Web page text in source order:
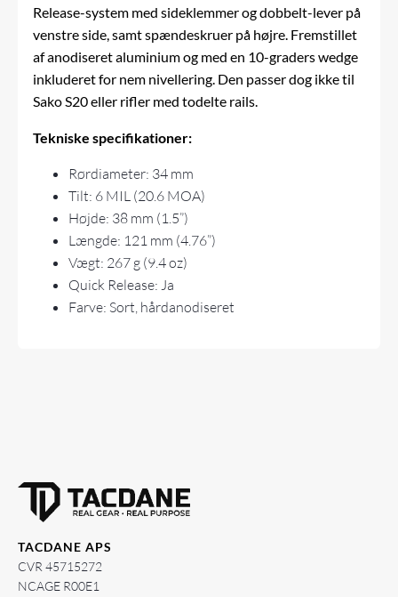
Release-system med sideklemmer og dobbelt-lever på
venstre side, samt spændeskruer på højre. Fremstillet
af anodiseret aluminium og med en 10-graders wedge
inkluderet for nem nivellering. Den passer dog ikke til
Sako S20 eller rifler med todelte rails.
Tekniske specifikationer:
Rørdiameter: 34 mm
Tilt: 6 MIL (20.6 MOA)
Højde: 38 mm (1.5”)
Længde: 121 mm (4.76”)
Vægt: 267 g (9.4 oz)
Quick Release: Ja
Farve: Sort, hårdanodiseret
TACDANE APS
CVR 45715272
NCAGE R00E1